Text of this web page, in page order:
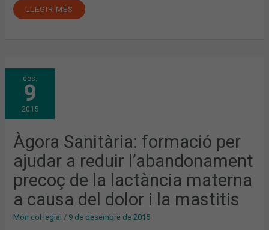
LLEGIR MÉS
des.
9
2015
Àgora Sanitària: formació per
ajudar a reduir l’abandonament
precoç de la lactància materna
a causa del dolor i la mastitis
Món col·legial / 9 de desembre de 2015
ÀGORA
SANITÀRIA:
FORMACIÓ
PER
AJUDAR
A
REDUIR
DE
LA
LACTÀNCIA
MATERNA
A
CAUSA
DEL
DOLOR
MASTITIS